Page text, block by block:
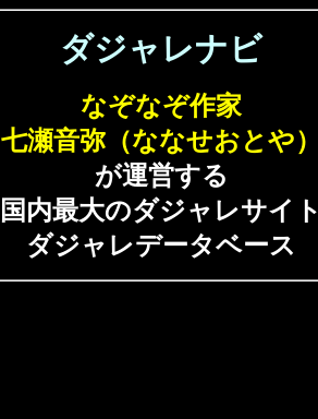
ダジャレナビ
なぞなぞ作家
七瀬音弥（ななせおとや）
が運営する
国内最大のダジャレサイト
ダジャレデータベース